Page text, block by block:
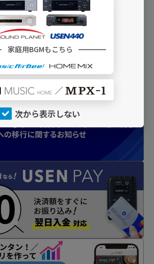
セレクション2022」TOPページへ戻る
家庭用BGMもこちら
次から表示しない